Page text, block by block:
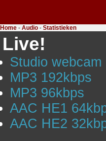
Home - Audio - Statistieken
Live!
Studio webcam
MP3 192kbps
MP3 96kbps
AAC HE1
AAC HE2